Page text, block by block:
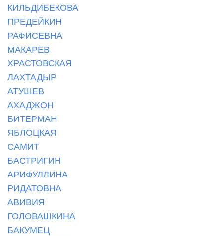
КИЛЬДИБЕКОВА
ПРЕДЕЙКИН
РАФИСЕВНА
МАКАРЕВ
ХРАСТОВСКАЯ
ЛАХТАДЫР
АТУШЕВ
АХАДЖОН
БИТЕРМАН
ЯБЛОЦКАЯ
САМИТ
БАСТРИГИН
АРИФУЛЛИНА
РИДАТОВНА
АВИВИЯ
ГОЛОВАШКИНА
БАКУМЕЦ